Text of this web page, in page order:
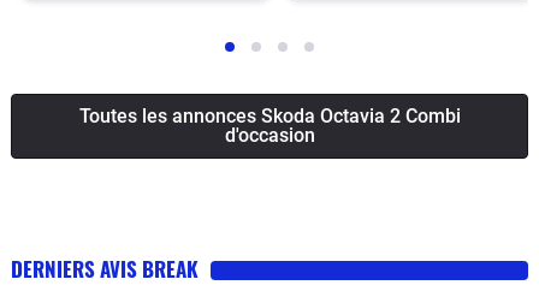
Toutes les annonces Skoda Octavia 2 Combi
d'occasion
DERNIERS AVIS BREAK